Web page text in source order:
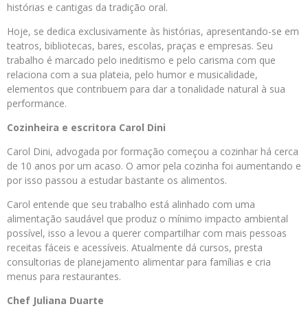
histórias e cantigas da tradição oral.
Hoje, se dedica exclusivamente às histórias, apresentando-se em
teatros, bibliotecas, bares, escolas, praças e empresas. Seu
trabalho é marcado pelo ineditismo e pelo carisma com que
relaciona com a sua plateia, pelo humor e musicalidade,
elementos que contribuem para dar a tonalidade natural à sua
performance.
Cozinheira e escritora Carol Dini
Carol Dini, advogada por formação começou a cozinhar há cerca
de 10 anos por um acaso. O amor pela cozinha foi aumentando e
por isso passou a estudar bastante os alimentos.
Carol entende que seu trabalho está alinhado com uma
alimentação saudável que produz o mínimo impacto ambiental
possível, isso a levou a querer compartilhar com mais pessoas
receitas fáceis e acessíveis. Atualmente dá cursos, presta
consultorias de planejamento alimentar para famílias e cria
menus para restaurantes.
Chef Juliana Duarte